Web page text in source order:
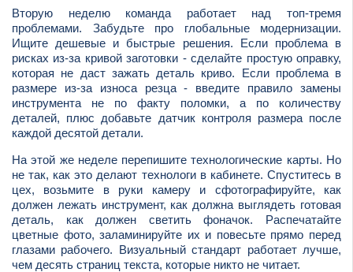
Вторую неделю команда работает над топ-тремя
проблемами. Забудьте про глобальные модернизации.
Ищите дешевые и быстрые решения. Если проблема в
рисках из-за кривой заготовки - сделайте простую оправку,
которая не даст зажать деталь криво. Если проблема в
размере из-за износа резца - введите правило замены
инструмента не по факту поломки, а по количеству
деталей, плюс добавьте датчик контроля размера после
каждой десятой детали.
На этой же неделе перепишите технологические карты. Но
не так, как это делают технологи в кабинете. Спуститесь в
цех, возьмите в руки камеру и сфотографируйте, как
должен лежать инструмент, как должна выглядеть готовая
деталь, как должен светить фоначок. Распечатайте
цветные фото, заламинируйте их и повесьте прямо перед
глазами рабочего. Визуальный стандарт работает лучше,
чем десять страниц текста, которые никто не читает.